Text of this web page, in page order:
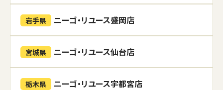
岩手県 ニーゴ・リユース盛岡店
宮城県 ニーゴ・リユース仙台店
栃木県 ニーゴ・リユース宇都宮店